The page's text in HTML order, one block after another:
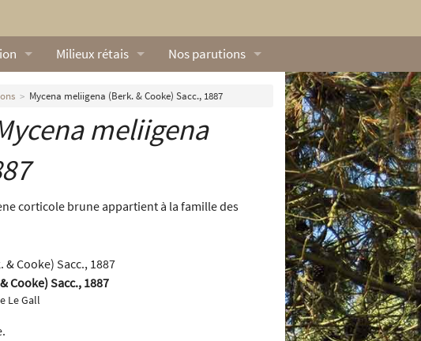
nous ?
Milieux rétais
Lexique
Galerie rétaise
Nos parutions
Dossiers
L’Œillet des dunes
Vidéos naturalistes de Ré Nature
Mycena meliigena (Berk. & Cooke) Sacc., 1887
meliigena
corticole brune appartient à la famille des
Cooke) Sacc., 1887
Le Gall